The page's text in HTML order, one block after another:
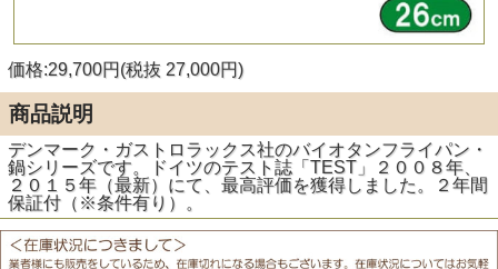
価格:29,700円(税抜 27,000円)
商品説明
デンマーク・ガストロラックス社のバイオタンフライパン・
鍋シリーズです。ドイツのテスト誌「TEST」２００８年、
２０１５年（最新）にて、最高評価を獲得しました。２年間
保証付（※条件有り）。